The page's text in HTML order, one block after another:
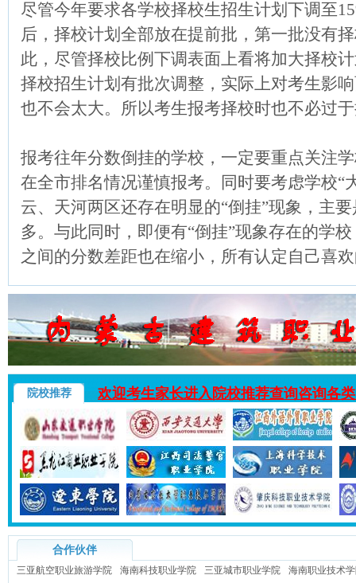
尽管今年要求各学校择校生招生计划下调至
后，择校计划全部放在提前批，第一批没有
此，尽管择校比例下调表面上看将加大择校
择校招生计划有批次调整，实际上对考生影
也不会太大。所以考生报考择校时也不必过
报考往年分数倒挂的学校，一定要重点关注
在全市排名情况谨慎报考。同时要考虑学校“
云、天河两区还存在明显的“倒挂”现象，主
多。与此同时，即便有“倒挂”现象存在的学
之间的分数差距也在缩小，所有认定自己喜
院校推荐 欢迎考生家长进入院校推荐查询咨询各
合作伙伴
三亚航空职业旅游学院 海南科技职业学院 三亚城市职业学院
海南职业技术